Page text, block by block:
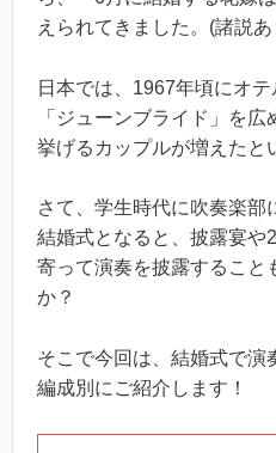
えられてきました。(諸説
日本では、1967年頃にオ
「ジューンブライド」を
挙げるカップルが増えたと
さて、学生時代に吹奏楽
結婚式となると、披露宴や
寄って演奏を披露すること
か？
そこで今回は、結婚式で演
編成別にご紹介します！